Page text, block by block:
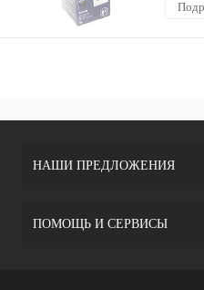
НАШИ ПРЕДЛОЖЕНИЯ
ПОМОЩЬ И СЕРВИСЫ